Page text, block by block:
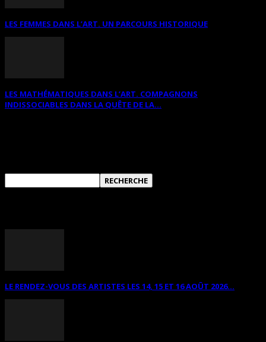
LES FEMMES DANS L’ART. UN PARCOURS HISTORIQUE
LES MATHÉMATIQUES DANS L’ART. COMPAGNONS
INDISSOCIABLES DANS LA QUÊTE DE LA...
LE RENDEZ-VOUS DES ARTISTES LES 14, 15 ET 16 AOÛT 2026...